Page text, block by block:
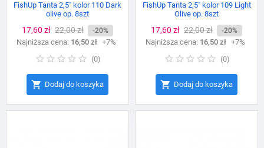
FishUp Tanta 2,5″ kolor 110 Dark
olive op. 8szt
Cena
17,60 zł Cena
podstawowa
22,00 zł -20%
Najniższa cena: 16,50 zł +7%
(0)
 Dodaj do koszyka
FishUp Tanta 2,5″ kolor 109 Light
Olive op. 8szt
Cena
17,60 zł Cena
podstawowa
22,00 zł -20%
Najniższa cena: 16,50 zł +7%
(0)
 Dodaj do koszyka